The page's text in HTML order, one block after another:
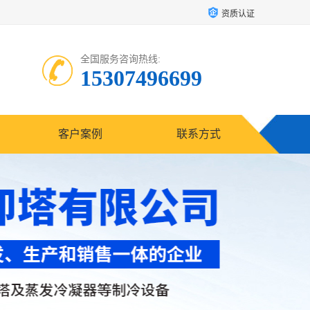
资质认证
全国服务咨询热线:
15307496699
客户案例 联系方式